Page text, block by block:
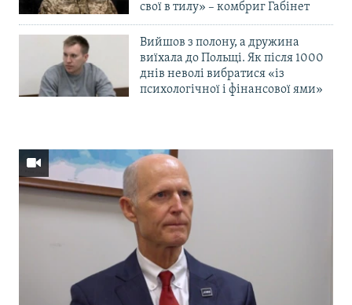
свої в тилу» – комбриг Габінет
Вийшов з полону, а дружина
виїхала до Польщі. Як після 1000
днів неволі вибратися «із
психологічної і фінансової ями»